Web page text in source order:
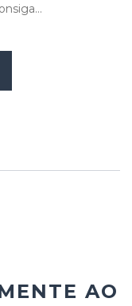
AO